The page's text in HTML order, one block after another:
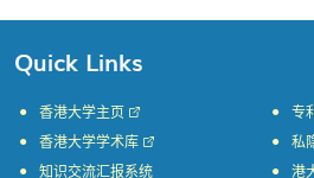
Quick Links
香港大学主页
香港大学学术库
知识交流汇报系统
专利
私
港